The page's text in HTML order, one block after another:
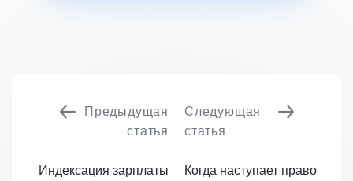
Предыдущая
статья
Индексация зарплаты
Следующая
статья
Когда наступает право